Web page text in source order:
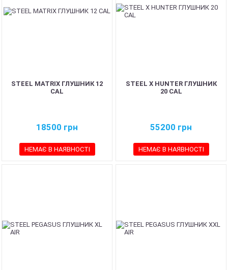
STEEL MATRIX ГЛУШНИК 12
CAL
18500 грн
НЕМАЄ В НАЯВНОСТІ
STEEL X HUNTER ГЛУШНИК
20 CAL
55200 грн
НЕМАЄ В НАЯВНОСТІ